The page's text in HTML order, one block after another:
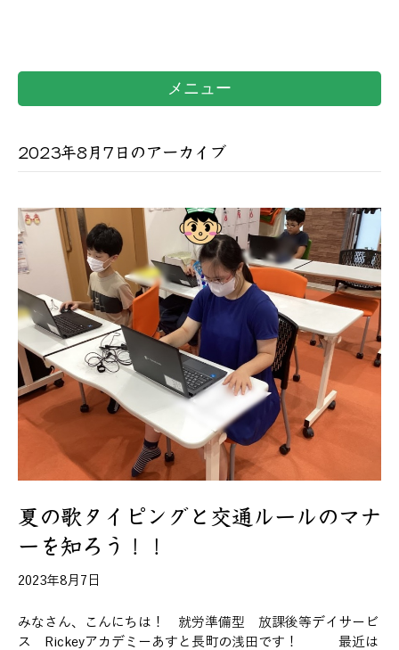
メニュー
2023年8月7日のアーカイブ
夏の歌タイピングと交通ルールのマナ
ーを知ろう！！
2023年8月7日
みなさん、こんにちは！ 就労準備型 放課後等デイサービ
ス Rickeyアカデミーあすと長町の浅田です！ 最近は